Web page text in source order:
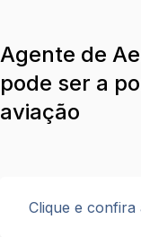
Agente de
pode ser a
aviação
Clique e confira